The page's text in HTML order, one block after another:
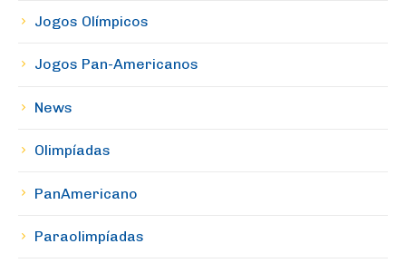
Jogos Olímpicos
Jogos Pan-Americanos
News
Olimpíadas
PanAmericano
Paraolimpíadas